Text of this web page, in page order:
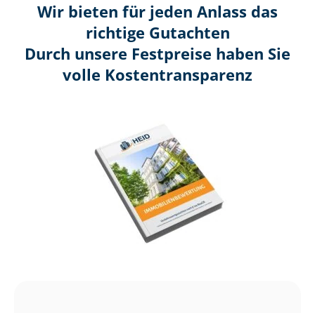
Wir bieten für jeden Anlass das
richtige Gutachten
Durch unsere Festpreise haben Sie
volle Kosten­transparenz